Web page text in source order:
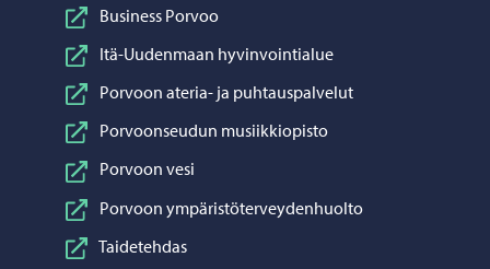
Business Porvoo
Itä-Uudenmaan hyvinvointialue
Porvoon ateria- ja puhtauspalvelut
Porvoonseudun musiikkiopisto
Porvoon vesi
Porvoon ympäristöterveydenhuolto
Taidetehdas